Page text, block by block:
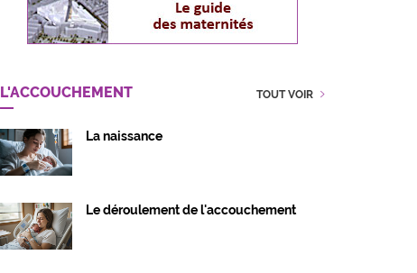
L'ACCOUCHEMENT TOUT VOIR
La naissance
Le déroulement de l'accouchement